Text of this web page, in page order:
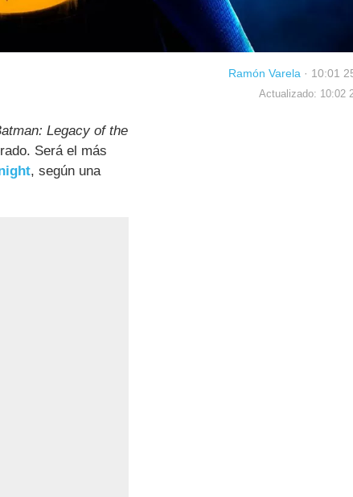
Ramón Varela · 10:01
Actualizado: 10:02
Legacy of the
Será el más
, según una